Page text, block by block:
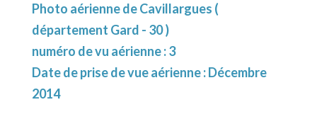
Photo aérienne de Cavillargues (
département Gard - 30 )
numéro de vu aérienne : 3
Date de prise de vue aérienne : Décembre
2014